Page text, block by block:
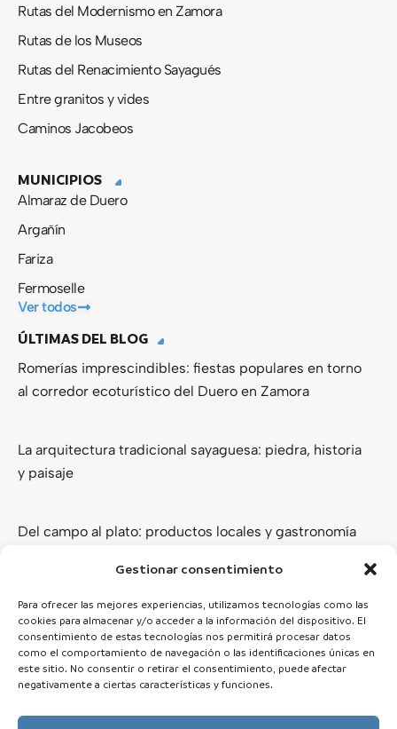
Gestionar consentimiento
Para ofrecer las mejores experiencias, utilizamos tecnologías como las
cookies para almacenar y/o acceder a la información del dispositivo. El
consentimiento de estas tecnologías nos permitirá procesar datos
como el comportamiento de navegación o las identificaciones únicas en
este sitio. No consentir o retirar el consentimiento, puede afectar
negativamente a ciertas características y funciones.
Rutas del Modernismo en Zamora
Rutas de los Museos
Rutas del Renacimiento Sayagués
Entre granitos y vides
Caminos Jacobeos
MUNICIPIOS
Almaraz de Duero
Argañín
Fariza
Fermoselle
Ver todos
ÚLTIMAS DEL BLOG
Romerías imprescindibles: fiestas populares en torno
al corredor ecoturístico del Duero en Zamora
La arquitectura tradicional sayaguesa: piedra, historia
y paisaje
Del campo al plato: productos locales y gastronomía